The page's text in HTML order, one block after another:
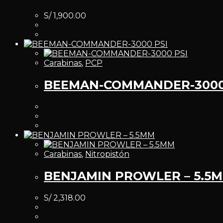
S/1,900.00
Carabinas, PCP
BEEMAN-COMMANDER-
Carabinas, Nitropistón
BENJAMIN PROWLER –
S/2,318.00